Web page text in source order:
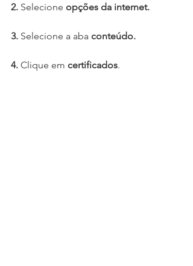
2. Selecione opções da internet.
3. Selecione a aba conteúdo.
4. Clique em certificados.